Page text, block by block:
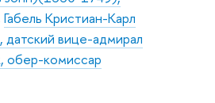
Габель Кристиан-Карл
датский вице-адмирал
обер-комиссар